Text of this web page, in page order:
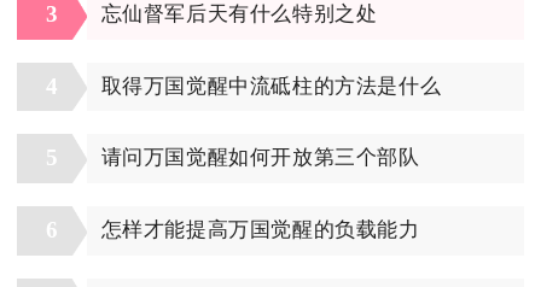
3 忘仙督军后天有什么特别之处
4 取得万国觉醒中流砥柱的方法是什么
5 请问万国觉醒如何开放第三个部队
6 怎样才能提高万国觉醒的负载能力